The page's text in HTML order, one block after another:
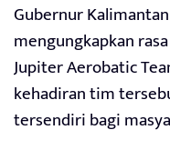
Gubernur
mengungkapkan
Jupiter Aerobatic
kehadiran tim
tersendiri bagi